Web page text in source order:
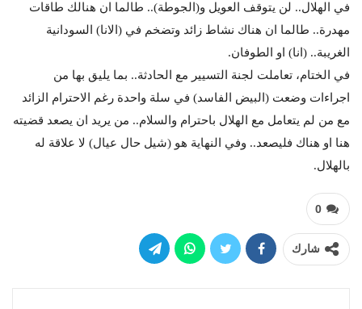
في الهلال.. لن يتوقف العويل و(الجوطة).. طالما ان هنالك طاقات
مهدرة.. طالما ان هناك نشاط زائد وتضخم في (الانا) السودانية
الغريبة.. (انا) او الطوفان.
في الختام، تعاملت لجنة التسيير مع الحادثة.. بما يليق بها من
اجراءات وضعت (البيض الفاسد) في سلة واحدة رغم الاحترام الزائد
مع من لم يتعامل مع الهلال باحترام والسلام.. من يريد ان يصعد قضيته
هنا او هناك فليصعد.. وفي النهاية هو (شيل حال عيال) لا علاقة له
بالهلال.
0
شارك